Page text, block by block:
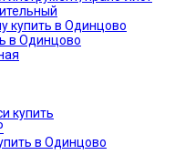
купить в Одинцово
в Одинцово
купить
в Одинцово